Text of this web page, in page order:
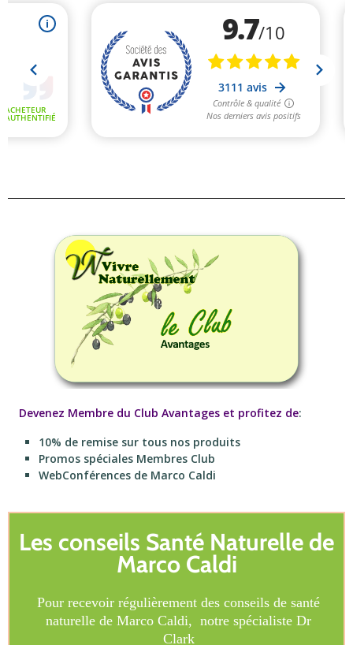
Devenez Membre du Club Avantages et profitez de:
10% de remise sur tous nos produits
Promos spéciales Membres Club
WebConférences de Marco Caldi